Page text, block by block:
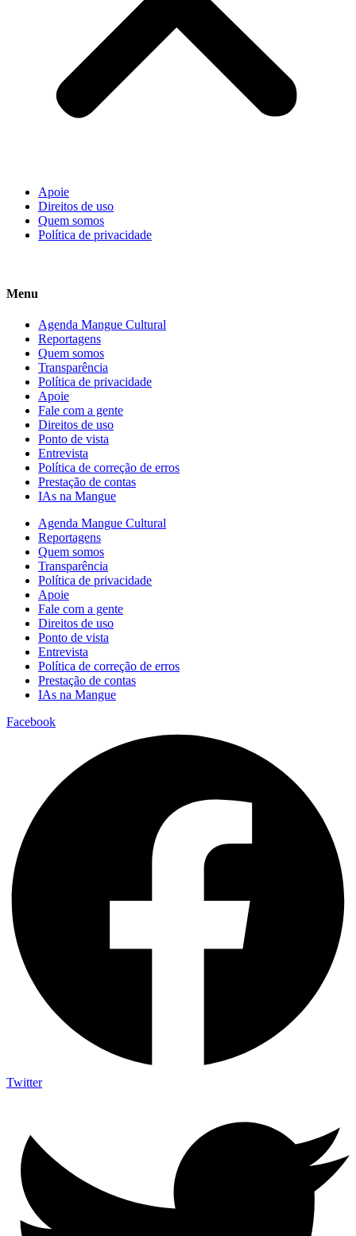
Apoie
Direitos de uso
Quem somos
Política de privacidade
Menu
Agenda Mangue Cultural
Reportagens
Quem somos
Transparência
Política de privacidade
Apoie
Fale com a gente
Direitos de uso
Ponto de vista
Entrevista
Política de correção de erros
Prestação de contas
IAs na Mangue
Agenda Mangue Cultural
Reportagens
Quem somos
Transparência
Política de privacidade
Apoie
Fale com a gente
Direitos de uso
Ponto de vista
Entrevista
Política de correção de erros
Prestação de contas
IAs na Mangue
Facebook
Twitter